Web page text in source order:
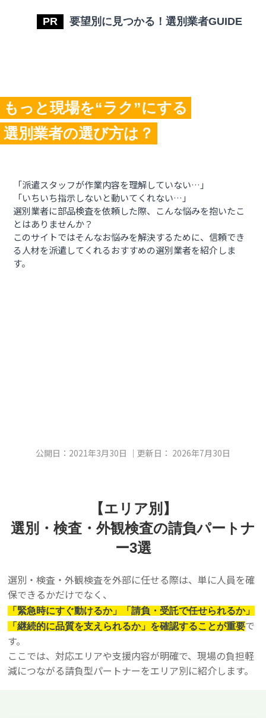
要望別に見つかる！選別業者GUIDE
もっと現場を“ラク”にする
選別業者の選び方は？
「派遣スタッフが作業内容を理解していない…」
「いちいち指示しないと動いてくれない…」
選別業者に部品検査を依頼した際、こんな悩みを抱いたこ
とはありませんか？
このサイトではそんなお悩みを解決するために、信頼でき
る人材を派遣してくれるおすすめの選別業者を紹介しま
す。
公開日： 2021年3月30日 ｜更新日： 2026年7月30日
【エリア別】
選別・検査・外観検査の請負パートナ
ー3選
選別・検査・外観検査を外部に任せる際は、単に人員を確
保できるかだけでなく、
「緊急時にすぐ動けるか」「請負・受託で任せられるか」
「継続的に品質を支えられるか」を確認することが重要で
す。
ここでは、対応エリアや支援内容が明確で、現場の負担軽
減につながる請負型パートナーをエリア別に紹介します。